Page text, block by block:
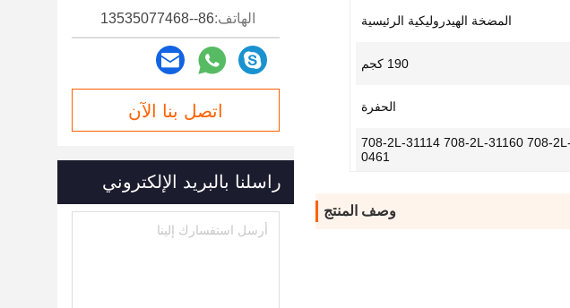
المضخة الهيدروليكية الرئيسية
190 كجم
الحفرة
708-2L-31114 708-2L-31160 708-
0461
وصف المنتج
الهاتف:86--13535077468
اتصل بنا الآن
راسلنا بالبريد الإلكتروني